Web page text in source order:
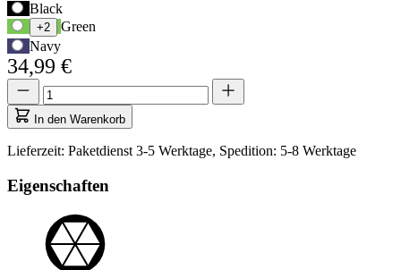
Verwenden
Sie
die
Tabulatortaste,
um
zur
ersten
Auswahloption
navigieren,
anschließend
Pfeiltasten,
zwischen
Black
+2
Green
Navy
34,99 €
Menge
aktualisiert
auf
1
Menge
In den Warenkorb
Lieferzeit: Paketdienst 3-5 Werktage, Spedition: 5-8 Werktage
Eigenschaften